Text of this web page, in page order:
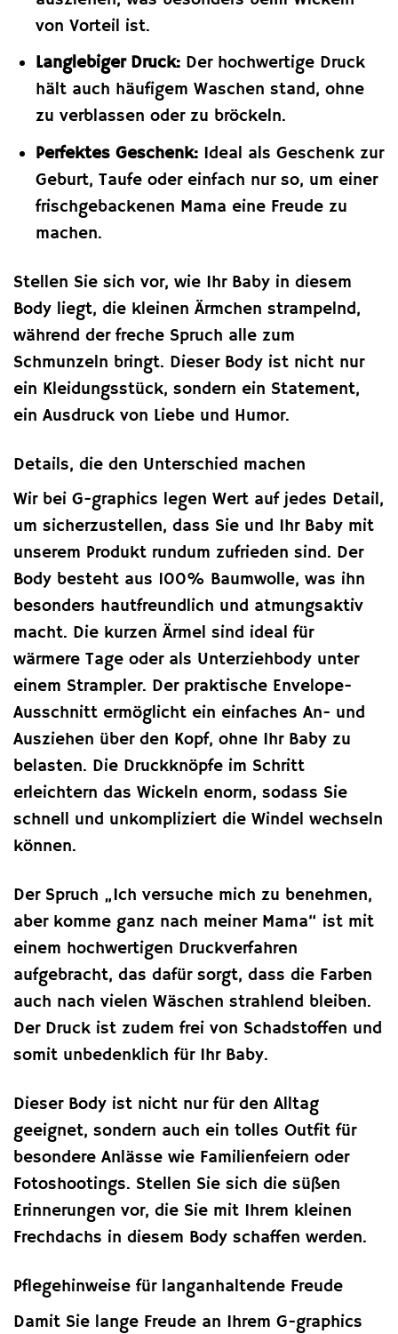
von Vorteil ist.
Langlebiger Druck:Der hochwertige Druck
hält auch häufigem Waschen stand, ohne
zu verblassen oder zu bröckeln.
Perfektes Geschenk:Ideal als Geschenk zur
Geburt, Taufe oder einfach nur so, um einer
frischgebackenen Mama eine Freude zu
machen.
Stellen Sie sich vor, wie Ihr Baby in diesem
Body liegt, die kleinen Ärmchen strampelnd,
während der freche Spruch alle zum
Schmunzeln bringt. Dieser Body ist nicht nur
ein Kleidungsstück, sondern ein Statement,
ein Ausdruck von Liebe und Humor.
Details, die den Unterschied machen
Wir bei G-graphics legen Wert auf jedes Detail,
um sicherzustellen, dass Sie und Ihr Baby mit
unserem Produkt rundum zufrieden sind. Der
Body besteht aus 100% Baumwolle, was ihn
besonders hautfreundlich und atmungsaktiv
macht. Die kurzen Ärmel sind ideal für
wärmere Tage oder als Unterziehbody unter
einem Strampler. Der praktische Envelope-
Ausschnitt ermöglicht ein einfaches An- und
Ausziehen über den Kopf, ohne Ihr Baby zu
belasten. Die Druckknöpfe im Schritt
erleichtern das Wickeln enorm, sodass Sie
schnell und unkompliziert die Windel wechseln
können.
Der Spruch „Ich versuche mich zu benehmen,
aber komme ganz nach meiner Mama“ ist mit
einem hochwertigen Druckverfahren
aufgebracht, das dafür sorgt, dass die Farben
auch nach vielen Wäschen strahlend bleiben.
Der Druck ist zudem frei von Schadstoffen und
somit unbedenklich für Ihr Baby.
Dieser Body ist nicht nur für den Alltag
geeignet, sondern auch ein tolles Outfit für
besondere Anlässe wie Familienfeiern oder
Fotoshootings. Stellen Sie sich die süßen
Erinnerungen vor, die Sie mit Ihrem kleinen
Frechdachs in diesem Body schaffen werden.
Pflegehinweise für langanhaltende Freude
Damit Sie lange Freude an Ihrem G-graphics